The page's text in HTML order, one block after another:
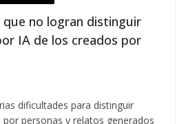
no logran distinguir
IA de los creados por
dificultades para distinguir
personas y relatos generados